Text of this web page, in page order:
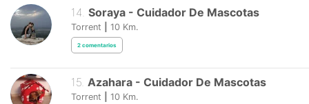
14. Soraya - Cuidador De Mascotas
Torrent 10 Km.
2 comentarios
15 Azahara - Cuidador De Mascotas
Torrent 10 Km.